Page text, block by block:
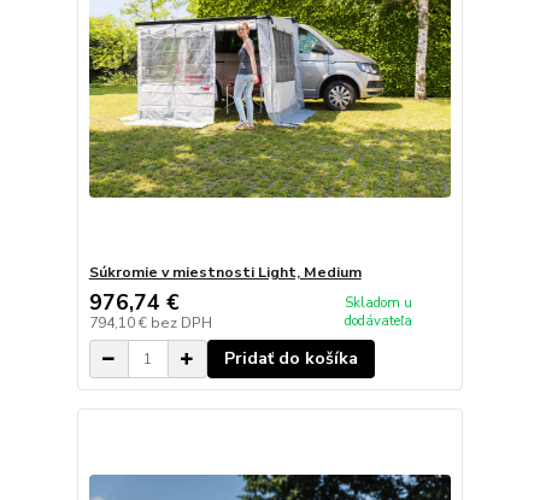
Súkromie v miestnosti Light, Medium
976,74 €
794,10 € bez DPH
Skladom u
dodávateľa
Pridať do košíka